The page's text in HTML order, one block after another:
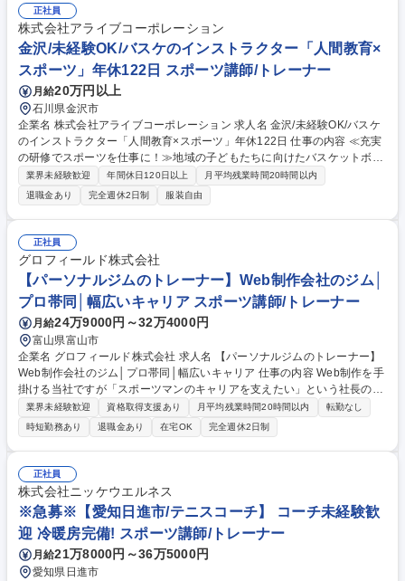
画：（毎年子どもの大きな成長に職員が感動する）合宿や大会の企画・運
営 ★入会インセンティブ有！（1人の入会につき3,000円を支給） 募集職
種 金沢/未経験OK/バスケのインストラクター「人間教育×スポーツ」年休
122日/大卒
正社員
株式会社アライブコーポレーション
金沢/未経験OK/バスケのインストラクター「人間教育×
スポーツ」年休122日 スポーツ講師/トレーナー
月給20万円以上
石川県金沢市
企業名 株式会社アライブコーポレーション 求人名 金沢/未経験OK/バスケ
のインストラクター「人間教育×スポーツ」年休122日 仕事の内容 ≪充実
の研修でスポーツを仕事に！≫地域の子どもたちに向けたバスケットボー
ルスクールの運営・指導をお任せします。明確な評価制度と段階的な研修
があり、未経験から教育のプロへ成長可能です。 ■スクール指導：幼児か
ら小学生を対象に１クラス約１０から３０名へ指導（1回約60分程度） ■
教室運営：体験会の企画やチラシ配布を通じた会員獲得 ■イベント企画：
（毎年子どもの大きな成長に職員が感動する）合宿や大会の企画・運営 ★
入会インセンティブ有！（1人の入会につき3,000円を支給） 募集職種 金
沢/未経験OK/バスケのインストラクター「人間教育×スポーツ」年休122日
業界未経験歓迎 年間休日120日以上
月平均残業時間20時間以内
退職金あり
完全週休2日制 服装自由
正社員
グロフィールド株式会社
【パーソナルジムのトレーナー】Web制作会社のジム│
プロ帯同│幅広いキャリア スポーツ講師/トレーナー
月給24万9000円～32万4000円
富山県富山市
企業名 グロフィールド株式会社 求人名 【パーソナルジムのトレーナー】
Web制作会社のジム│プロ帯同│幅広いキャリア 仕事の内容 Web制作を手
掛ける当社ですが「スポーツマンのキャリアを支えたい」という社長の熱
い思いからパーソナルジムを立ち上げました。様々なスポーツ競技のトレ
ーニングとゴルフ専用プログラムがあります。 ■パーソナル指導：アスリ
ートや一般のお客様の目標・体調に合わせたトレーニングプログラムを作
成し、マンツーマンで指導します ■コンディショニング：姿勢の調整や柔
軟性の向上、疲労回復など、体の不調や課題にアプローチします ■店舗運
営：受付・予約管理・清掃・備品管理・SNS更新・売上管理など、店舗全
体の運営 募集職種 【パーソナルジムのトレーナー】Web制作会社のジム│
プロ帯同│幅広いキャリア
業界未経験歓迎 資格取得支援あり 月平均残業時間20時間以内
転勤なし
時短勤務あり
退職金あり 在宅OK 完全週休2日制
正社員
株式会社ニッケウエルネス
※急募※【愛知日進市/テニスコーチ】 コーチ未経験歓
迎 冷暖房完備! スポーツ講師/トレーナー
月給21万8000円～36万5000円
愛知県日進市